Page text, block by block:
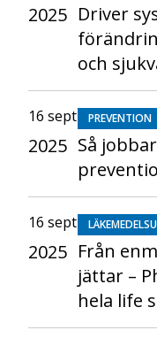
2025 Driver
och
16 sept
2025
PREVENTION
Så
16 sept
2025 Från
jättar –
hela life